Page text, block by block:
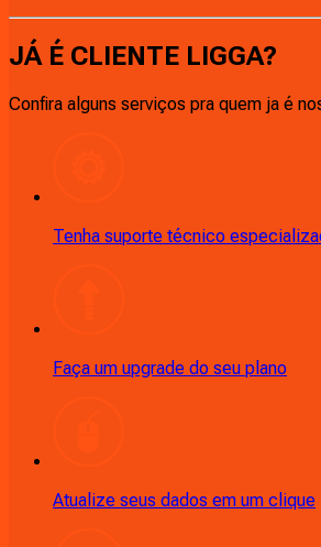
JÁ É CLIENTE LIGGA?
Confira alguns serviços pra quem ja é
Tenha suporte técnico
Faça um upgrade do seu plano
Atualize seus dados em um clique